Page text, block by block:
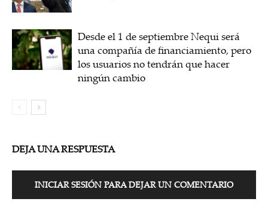
Desde el 1 de septiembre Nequi será
una compañía de financiamiento, pero
los usuarios no tendrán que hacer
ningún cambio
DEJA UNA RESPUESTA
INICIAR SESIÓN PARA DEJAR UN COMENTARIO